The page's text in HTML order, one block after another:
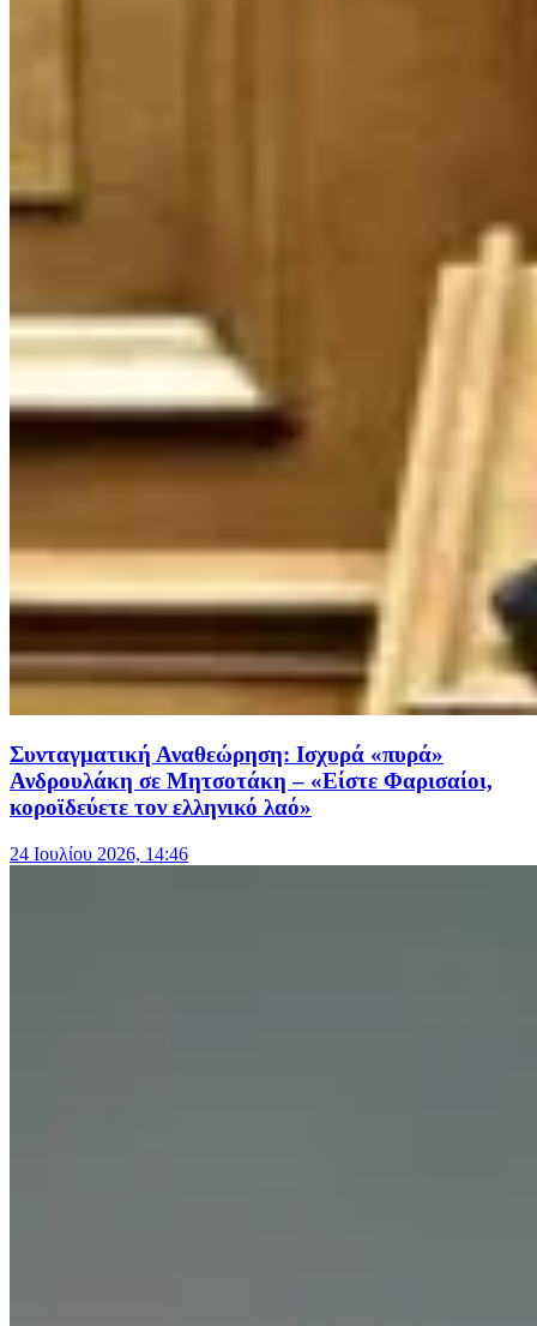
Συνταγματική Αναθεώρηση: Ισχυρά «πυρά»
Ανδρουλάκη σε Μητσοτάκη – «Είστε Φαρισαίοι,
κοροϊδεύετε τον ελληνικό λαό»
24 Ιουλίου 2026, 14:46